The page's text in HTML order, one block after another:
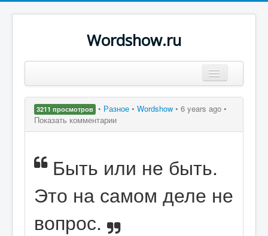
Wordshow.ru
Популярные цитаты
Поиск
3211 просмотров • Разное • Wordshow • 6 years ago •
Показать комментарии
Быть или не быть.
Это на самом деле не
вопрос.